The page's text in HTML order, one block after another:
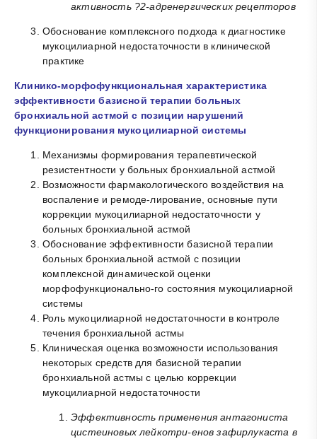
активность ?2-адренергических рецепторов
Обоснование комплексного подхода к диагностике
мукоцилиарной недостаточности в клинической
практике
Клинико-морфофункциональная характеристика
эффективности базисной терапии больных
бронхиальной астмой с позиции нарушений
функционирования мукоцилиарной системы
Механизмы формирования терапевтической
резистентности у больных бронхиальной астмой
Возможности фармакологического воздействия на
воспаление и ремоде-лирование, основные пути
коррекции мукоцилиарной недостаточности у
больных бронхиальной астмой
Обоснование эффективности базисной терапии
больных бронхиальной астмой с позиции
комплексной динамической оценки
морфофункционально-го состояния мукоцилиарной
системы
Роль мукоцилиарной недостаточности в контроле
течения бронхиальной астмы
Клиническая оценка возможности использования
некоторых средств для базисной терапии
бронхиальной астмы с целью коррекции
мукоцилиарной недостаточности
Эффективность применения антагониста
цистеиновых лейкотри-енов зафирлукаста в